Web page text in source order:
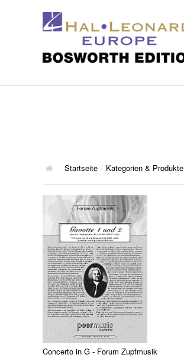
Startseite / Kategorien & Produkte
Concerto in G - Forum Zupfmusik